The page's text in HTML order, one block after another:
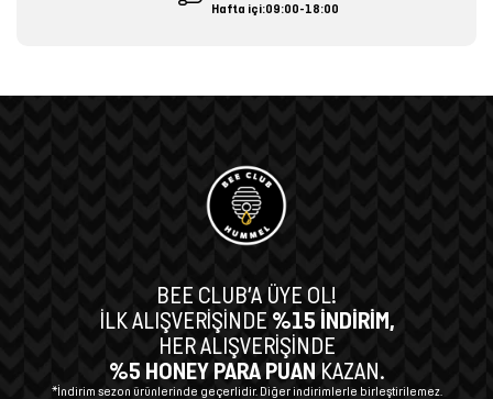
Hafta içi:09:00-18:00
BEE CLUB’A ÜYE OL!
İLK ALIŞVERİŞİNDE %15 İNDİRİM,
HER ALIŞVERİŞİNDE
%5 HONEY PARA PUAN KAZAN.
*İndirim sezon ürünlerinde geçerlidir. Diğer indirimlerle birleştirilemez.